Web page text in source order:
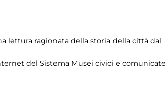
lettura ragionata della storia della città dal
del Sistema Musei civici e comunicate